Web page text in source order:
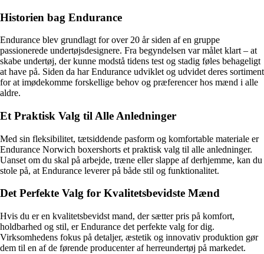
Historien bag Endurance
Endurance blev grundlagt for over 20 år siden af en gruppe
passionerede undertøjsdesignere. Fra begyndelsen var målet klart – at
skabe undertøj, der kunne modstå tidens test og stadig føles behageligt
at have på. Siden da har Endurance udviklet og udvidet deres sortiment
for at imødekomme forskellige behov og præferencer hos mænd i alle
aldre.
Et Praktisk Valg til Alle Anledninger
Med sin fleksibilitet, tætsiddende pasform og komfortable materiale er
Endurance Norwich boxershorts et praktisk valg til alle anledninger.
Uanset om du skal på arbejde, træne eller slappe af derhjemme, kan du
stole på, at Endurance leverer på både stil og funktionalitet.
Det Perfekte Valg for Kvalitetsbevidste Mænd
Hvis du er en kvalitetsbevidst mand, der sætter pris på komfort,
holdbarhed og stil, er Endurance det perfekte valg for dig.
Virksomhedens fokus på detaljer, æstetik og innovativ produktion gør
dem til en af de førende producenter af herreundertøj på markedet.